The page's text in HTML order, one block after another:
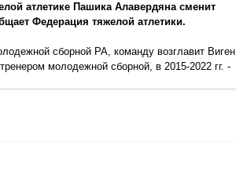
атлетике Пашика Алавердяна сменит
Федерация тяжелой атлетики.
сборной РА, команду возглавит Виген
молодежной сборной, в 2015-2022 гг. -